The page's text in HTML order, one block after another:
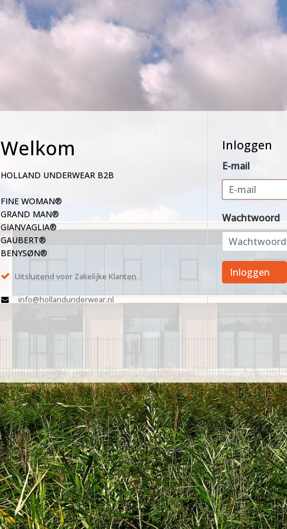
Welkom
HOLLAND UNDERWEAR B2B
FINE WOMAN®
GRAND MAN®
GIANVAGLIA®
GAUBERT®
BENYSØN®
Uitsluitend voor Zakelijke Klanten
info@hollandunderwear.nl
Inloggen
E-mail
Wachtwoord
Inloggen